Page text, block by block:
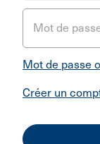
Mot de
Mot de passe
Créer un